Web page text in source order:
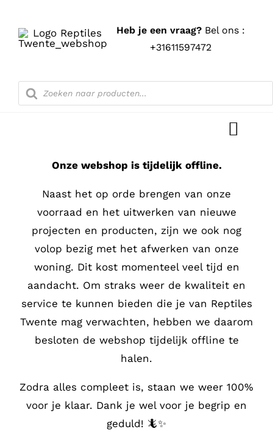
naar
inhoud
Producten
zoeken
Heb je een vraag? Bel ons :
+31611597472
Blog
Service
Contact
Onze webshop is tijdelijk offline.
Naast het op orde brengen van onze
voorraad en het uitwerken van nieuwe
projecten en producten, zijn we ook nog
volop bezig met het afwerken van onze
woning. Dit kost momenteel veel tijd en
aandacht. Om straks weer de kwaliteit en
service te kunnen bieden die je van Reptiles
Twente mag verwachten, hebben we daarom
besloten de webshop tijdelijk offline te
halen.
Zodra alles compleet is, staan we weer 100%
voor je klaar. Dank je wel voor je begrip en
geduld! 🦎✨